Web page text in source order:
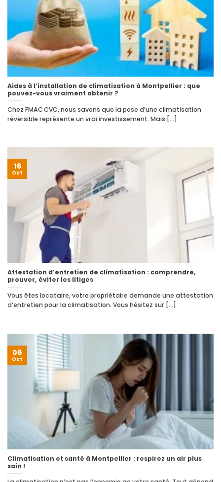
Aides à l’installation de climatisation à Montpellier : que
pouvez-vous vraiment obtenir ?
Chez FMAC CVC, nous savons que la pose d’une climatisation
réversible représente un vrai investissement. Mais [...]
Attestation d’entretien de climatisation : comprendre,
prouver, éviter les litiges
Vous êtes locataire, votre propriétaire demande une attestation
d’entretien pour la climatisation. Vous hésitez sur [...]
16
Oct
Climatisation et santé à Montpellier : respirez un air plus
sain !
08
Oct